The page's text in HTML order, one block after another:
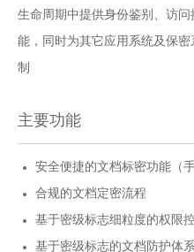
生命周期中提供身份鉴别、访
能，同时为其它应用系统及保
制
主要功能
安全便捷的文档标密功能（
合规的文档定密流程
基于密级标志细粒度的权限
基于密级标志的文档防护体系